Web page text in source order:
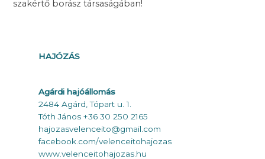
szakértő borász társaságában!
HAJÓZÁS
Agárdi hajóállomás
2484 Agárd, Tópart u. 1.
Tóth János +36 30 250 2165
hajozasvelenceito@gmail.com
facebook.com/velenceitohajozas
www.velenceitohajozas.hu